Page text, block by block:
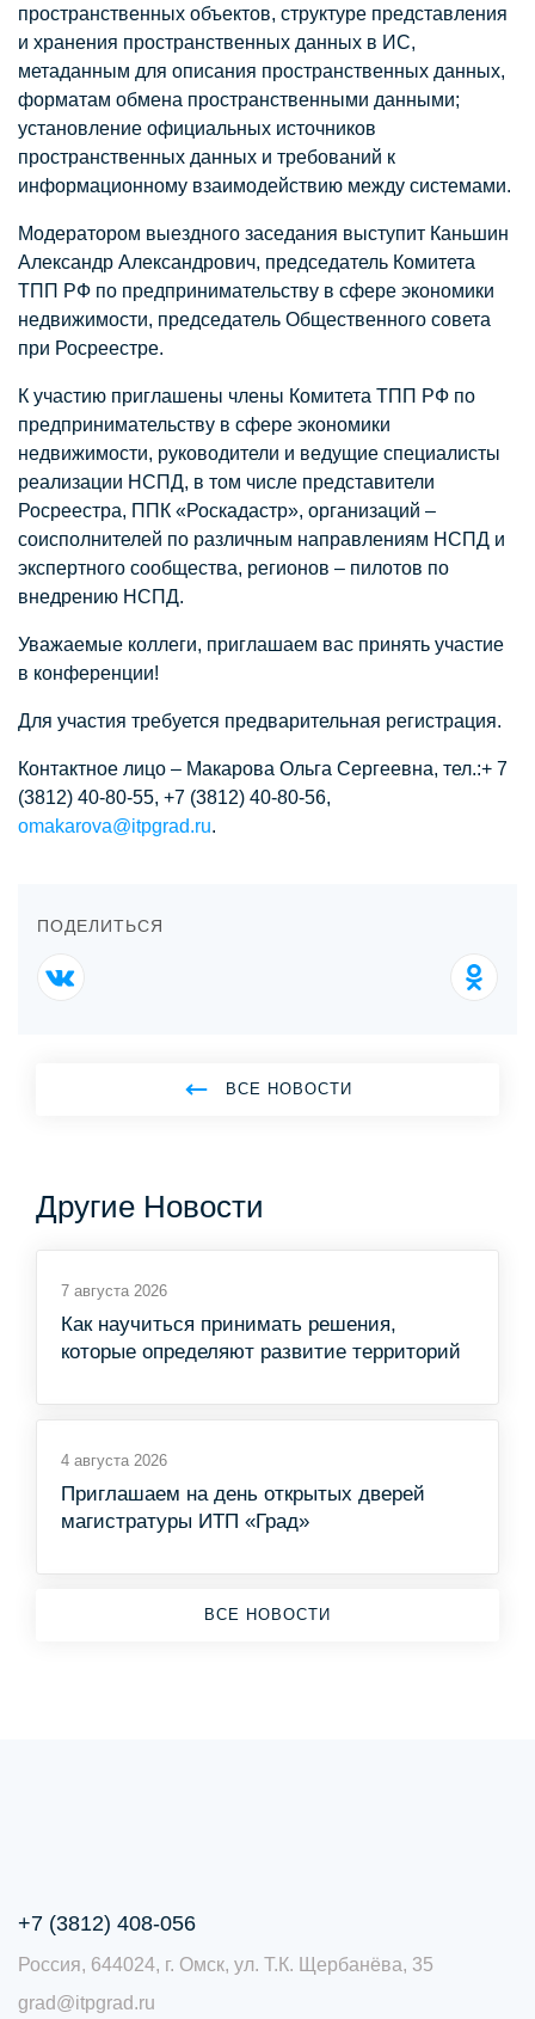
пространственных объектов, структуре представления
и хранения пространственных данных в ИС,
метаданным для описания пространственных данных,
форматам обмена пространственными данными;
установление официальных источников
пространственных данных и требований к
информационному взаимодействию между системами.
Модератором выездного заседания выступит Каньшин
Александр Александрович, председатель Комитета
ТПП РФ по предпринимательству в сфере экономики
недвижимости, председатель Общественного совета
при Росреестре.
К участию приглашены члены Комитета ТПП РФ по
предпринимательству в сфере экономики
недвижимости, руководители и ведущие специалисты
реализации НСПД, в том числе представители
Росреестра, ППК «Роскадастр», организаций –
соисполнителей по различным направлениям НСПД и
экспертного сообщества, регионов – пилотов по
внедрению НСПД.
Уважаемые коллеги, приглашаем вас принять участие
в конференции!
Для участия требуется предварительная регистрация.
Контактное лицо – Макарова Ольга Сергеевна, тел.:+ 7
(3812) 40-80-55, +7 (3812) 40-80-56,
omakarova@itpgrad.ru.
ВСЕ НОВОСТИ
ПОДЕЛИТЬСЯ
Другие Новости
7 августа 2026
Как научиться принимать решения,
которые определяют развитие территорий
4 августа 2026
Приглашаем на день открытых дверей
магистратуры ИТП «Град»
ВСЕ НОВОСТИ
+7 (3812) 408-056
Россия, 644024, г. Омск, ул. Т.К. Щербанёва, 35
grad@itpgrad.ru